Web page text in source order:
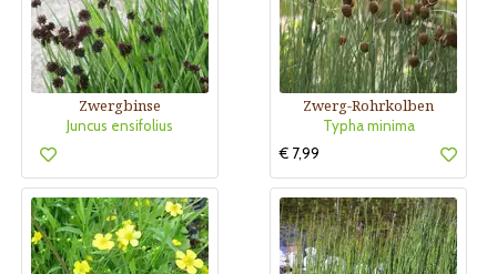
Zwergbinse
Juncus ensifolius
Zwerg-Rohrkolben
Typha minima
€ 7,99